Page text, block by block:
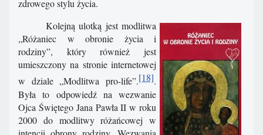
zdrowego stylu życia.
Kolejną ulotką jest modlitwa
„Różaniec w obronie życia i
rodziny”, który również jest
umieszczony na stronie internetowej
w dziale „Modlitwa pro-life”.[18].
Była to odpowiedź na wezwanie
Ojca Świętego Jana Pawła II w roku
2000 do modlitwy różańcowej w